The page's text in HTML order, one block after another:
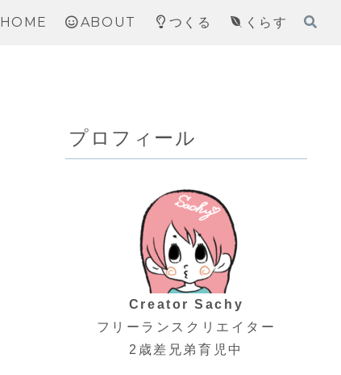
HOME ABOUT つくる くらす
プロフィール
Creator Sachy
フリーランスクリエイター
2歳差兄弟育児中